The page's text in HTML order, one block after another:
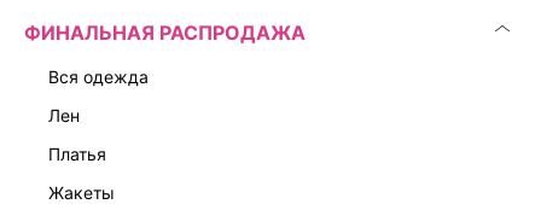
ФИНАЛЬНАЯ РАСПРОДАЖА
вся одежда
лен
платья
жакеты